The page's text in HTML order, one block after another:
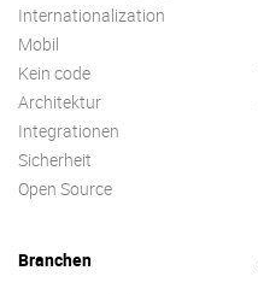
Internationalization
Mobil
Kein code
Architektur
Integrationen
Sicherheit
Open Source
Branchen